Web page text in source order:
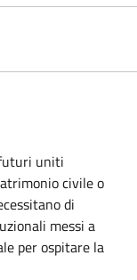
uniti
civile o
di
messi a
per ospitare la